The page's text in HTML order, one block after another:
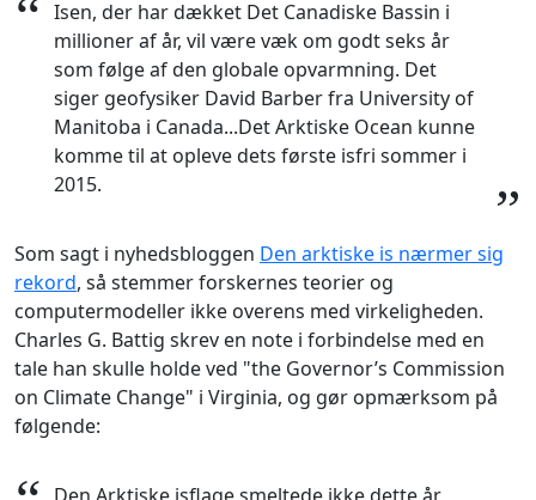
“ Isen, der har dækket Det Canadiske Bassin i
millioner af år, vil være væk om godt seks år
som følge af den globale opvarmning. Det
siger geofysiker David Barber fra University of
Manitoba i Canada...Det Arktiske Ocean kunne
komme til at opleve dets første isfri sommer i
2015.
”
Som sagt i nyhedsbloggen Den arktiske is nærmer sig
rekord, så stemmer forskernes teorier og
computermodeller ikke overens med virkeligheden.
Charles G. Battig skrev en note i forbindelse med en
tale han skulle holde ved "the Governor’s Commission
on Climate Change" i Virginia, og gør opmærksom på
følgende: